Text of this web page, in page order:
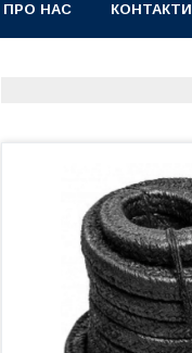
ПРО НАС КОНТАКТИ